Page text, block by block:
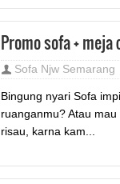
Promo sofa +
Sofa Njw Semarang
Bingung nyari Sofa
ruanganmu? Atau
risau, karna kam...